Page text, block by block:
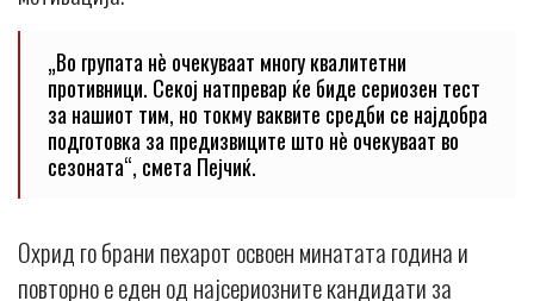
„Во групата нè очекуваат многу квалитетни
противници. Секој натпревар ќе биде сериозен тест
за нашиот тим, но токму ваквите средби се најдобра
подготовка за предизвиците што нè очекуваат во
сезоната“, смета Пејчиќ.
Охрид го брани пехарот освоен минатата година и
повторно е еден од најсериозните кандидати за